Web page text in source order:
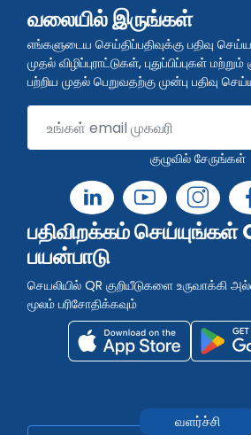
வலையில் இருங்கள்
எங்களுடைய செய்திப்பதிவுக்கு பதிவு
முதல் விழிப்புராட்டுகள், புதுப்பிப்புகள் மற்றும்
பற்றிய முதல் பெறுவதற்கு முன்பு பதிவு
குழுவில் சேருங்கள்
பதிவிறக்கம் செய்யுங்கள்
பயன்பாடு
செயலியில் QR குறியீடுகளை உருவாக்கி
மூலம் பரிசோதிக்கவும்
வளர்ச்சி